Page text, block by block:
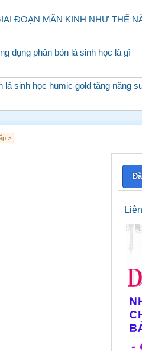
ĐOẠN MÃN KINH NHƯ THẾ
dụng phân bón lá sinh học là gì
lá sinh học humic gold tăng năng
>